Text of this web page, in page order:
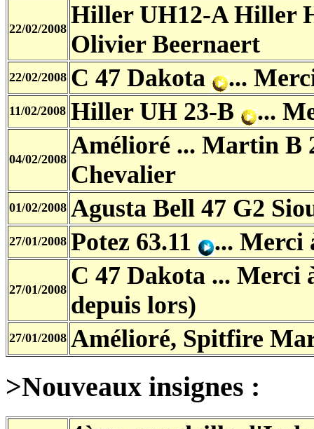
22/02/2008 Hiller UH12-A Hiller
Olivier Beernaert
22/02/2008 C 47 Dakota ...
11/02/2008 Hiller UH 23-B ...
04/02/2008 Amélioré ... Martin B
Chevalier
01/02/2008 Agusta Bell 47 G2
27/01/2008 Potez 63.11 ... Merci
27/01/2008 C 47 Dakota ... Merci
depuis lors)
27/01/2008 Amélioré, Spitfire
>Nouveaux insignes :